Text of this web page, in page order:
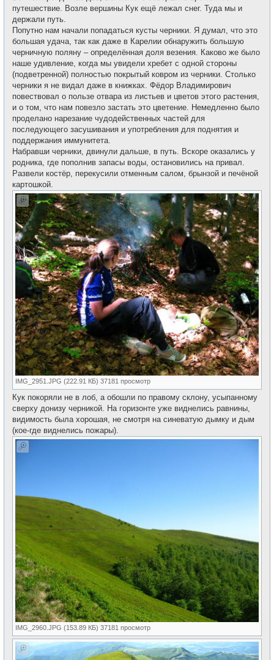
путешествие. Возле вершины Кук ещё лежал снег. Туда мы и
держали путь.
Попутно нам начали попадаться кусты черники. Я думал, что это
большая удача, так как даже в Карелии обнаружить большую
черничную поляну – определённая доля везения. Каково же было
наше удивление, когда мы увидели хребет с одной стороны
(подветренной) полностью покрытый ковром из черники. Столько
черники я не видал даже в книжках. Фёдор Владимирович
повествовал о пользе отвара из листьев и цветов этого растения,
и о том, что нам повезло застать это цветение. Немедленно было
проделано нарезание чудодейственных частей для
последующего засушивания и употребления для поднятия и
поддержания иммунитета.
Набравши черники, двинули дальше, в путь. Вскоре оказались у
родника, где пополнив запасы воды, остановились на привал.
Развели костёр, перекусили отменным салом, брынзой и печёной
картошкой.
IMG_2951.JPG (222.91 КБ) 37181 просмотр
Кук покоряли не в лоб, а обошли по правому склону, усыпанному
сверху донизу черникой. На горизонте уже виднелись равнины,
видимость была хорошая, не смотря на синеватую дымку и дым
(кое-где виднелись пожары).
IMG_2960.JPG (153.89 КБ) 37181 просмотр